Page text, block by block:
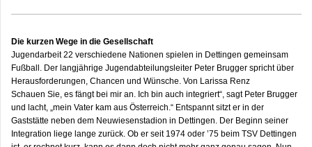
Die kurzen Wege in die Gesellschaft
Jugendarbeit 22 verschiedene Nationen spielen in Dettingen gemeinsam
Fußball. Der langjährige Jugendabteilungsleiter Peter Brugger spricht über
Herausforderungen, Chancen und Wünsche. Von Larissa Renz
Schauen Sie, es fängt bei mir an. Ich bin auch integriert“, sagt Peter Brugger
und lacht, „mein Vater kam aus Österreich.“ Entspannt sitzt er in der
Gaststätte neben dem Neuwiesenstadion in Dettingen. Der Beginn seiner
Integration liege lange zurück. Ob er seit 1974 oder ’75 beim TSV Dettingen